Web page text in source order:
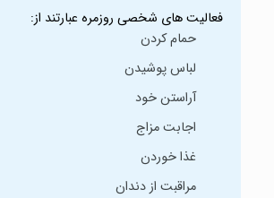
فعالیت های شخصی روزمره عبارتند از:
حمام کردن
لباس پوشیدن
آراستن خود
اجابت مزاج
غذا خوردن
مراقبت از دندان